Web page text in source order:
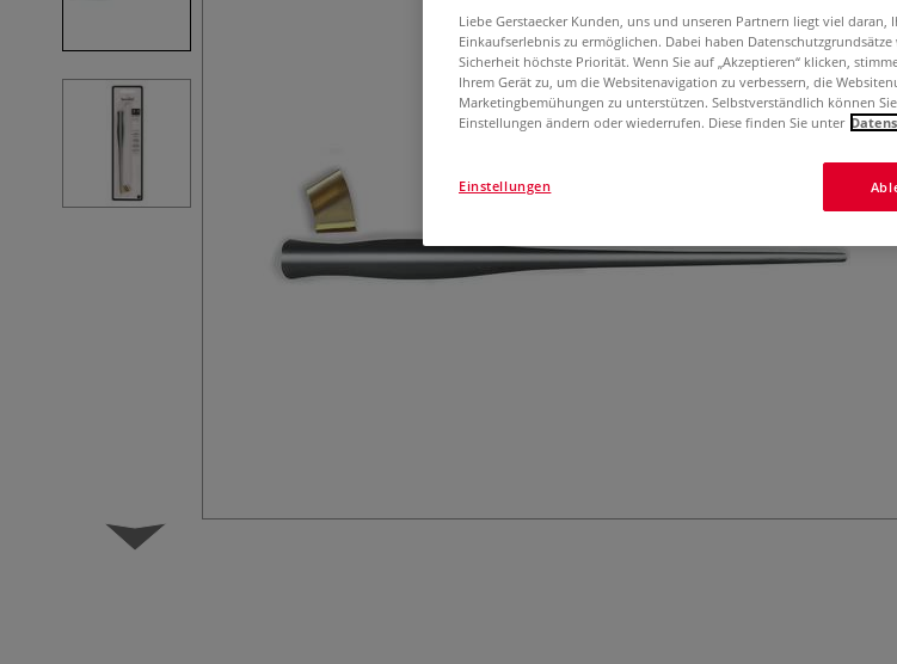
Liebe Gerstaecker Kunden, uns und unseren Partnern liegt viel
Einkaufserlebnis zu ermöglichen. Dabei haben
Sicherheit höchste Priorität. Wenn Sie auf „Akzeptieren“ klicken,
Ihrem Gerät zu, um die Websitenavigation zu verbessern, die
Marketingbemühungen zu unterstützen. Selbstverständlich können
Einstellungen ändern oder wiederrufen. Diese finden Sie unter
Einstellungen